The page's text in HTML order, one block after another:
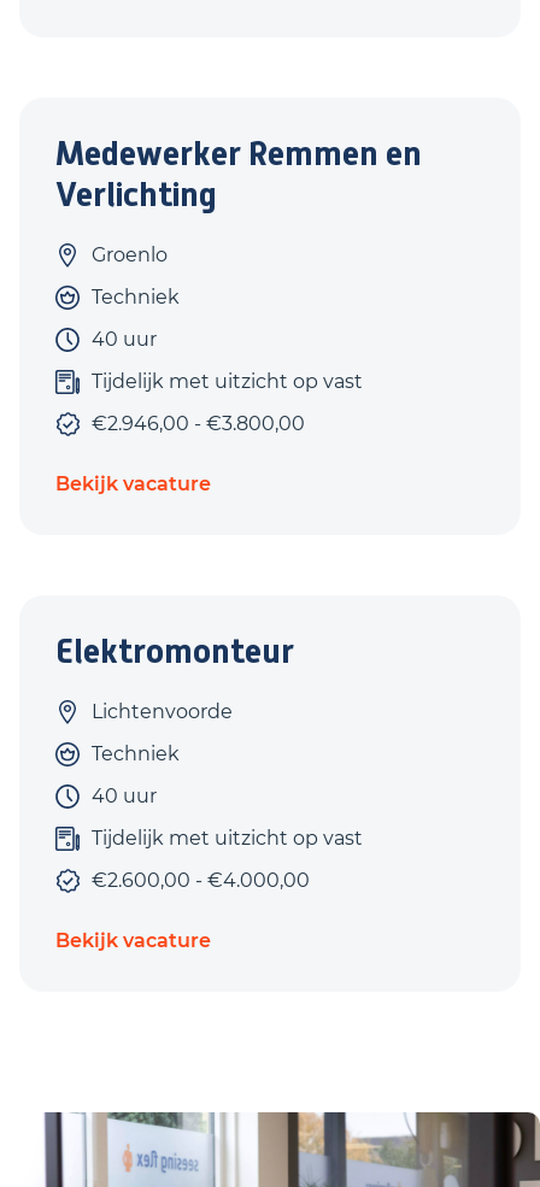
Medewerker Remmen en
Verlichting
Groenlo
Techniek
40 uur
Tijdelijk met uitzicht op vast
€2.946,00 - €3.800,00
Bekijk vacature
Elektromonteur
Lichtenvoorde
Techniek
40 uur
Tijdelijk met uitzicht op vast
€2.600,00 - €4.000,00
Bekijk vacature